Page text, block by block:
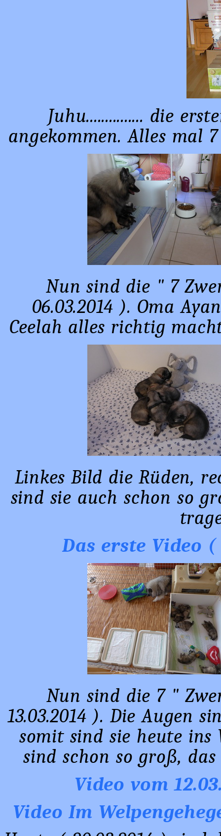
Juhu............... die
angekommen. Alles mal
Nun sind die " 7
06.03.2014 ). Oma
Ceelah alles richtig
Linkes Bild die Rüden,
sind sie auch schon so
Das erste Video
Nun sind die 7 "
13.03.2014 ). Die Augen
somit sind sie heute ins
sind schon so groß,
Video vom
Video Im